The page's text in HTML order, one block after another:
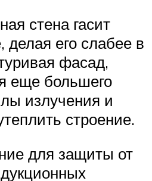
стена гасит
делая его слабее в
фасад,
еще большего
излучения и
строение.
для защиты от